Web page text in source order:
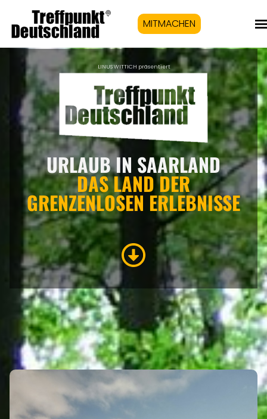
MITMACHEN
LINUS WITTICH präsentiert
URLAUB IN SAARLAND
DAS LAND DER
GRENZENLOSEN ERLEBNISSE
GUT ZU WISSEN
Eigenen Eintrag kostenlos erstellen >